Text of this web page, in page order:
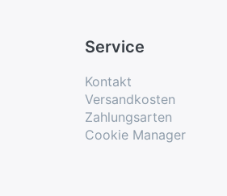
Service
Kontakt
Versandkosten
Zahlungsarten
Cookie Manager